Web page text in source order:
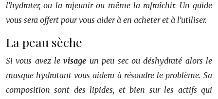
l’hydrater, ou la rajeunir ou même la rafraîchir. Un guide
vous sera offert pour vous aider à en acheter et à l’utiliser.
La peau sèche
Si vous avez levisage un peu sec ou déshydraté alors le
masque hydratant vous aidera à résoudre le problème. Sa
composition sont des lipides, et bien sur les actifs qui